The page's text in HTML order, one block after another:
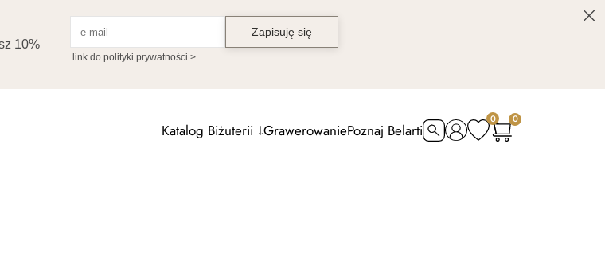
Katalog Biżuterii GrawerowaniePoznaj Belarti
0 0